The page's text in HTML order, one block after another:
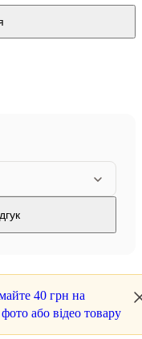
40 грн на
або відео товару